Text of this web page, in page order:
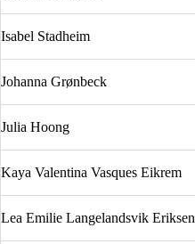
Isabel Stadheim
Johanna Grønbeck
Julia Hoong
Kaya Valentina Vasques Eikrem
Lea Emilie Langelandsvik Eriksen